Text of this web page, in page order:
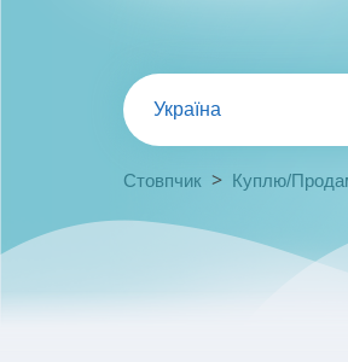
Україна
Стовпчик > Куплю/